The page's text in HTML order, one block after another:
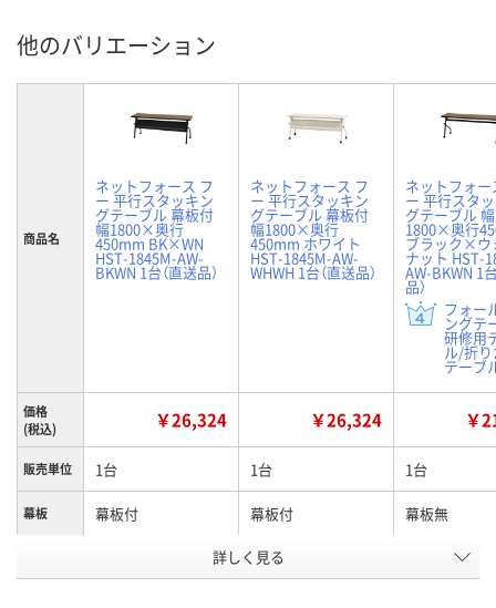
他のバリエーション
商品名
ネットフォース フ
ー 平行スタッキン
グテーブル 幕板付
幅1800×奥行
450mm BK×WN
HST-1845M-AW-
BKWN 1台（直送品）
ネットフォース フ
ー 平行スタッキン
グテーブル 幕板付
幅1800×奥行
450mm ホワイト
HST-1845M-AW-
WHWH 1台（直送品）
ネットフォー
ー 平行スタ
グテーブル 幅
1800×奥行
ブラック×ウ
ナット HST-
AW-BKWN 1
品）
フォー
ングテ
研修用
ル/折
テーブ
価格
(税込)
￥26,324 ￥26,324 ￥
販売単位 1台 1台 1台
幕板 幕板付 幕板付 幕板無
ブラック脚×天板ウ
ォールナット
ホワイト脚×天板ホ
ワイト
ブラック脚
ォールナット
詳しく見る